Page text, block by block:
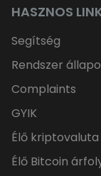
HASZNOS
Segítség
Rendszer
Complaints
GYIK
Élő
Élő Bitcoin